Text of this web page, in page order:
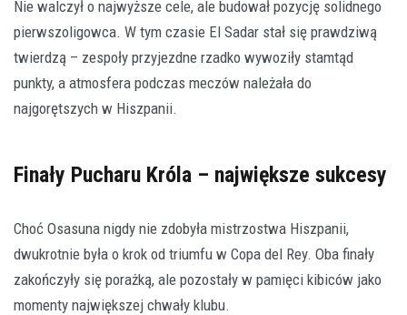
Nie walczył o najwyższe cele, ale budował pozycję solidnego
pierwszoligowca. W tym czasie El Sadar stał się prawdziwą
twierdzą – zespoły przyjezdne rzadko wywoziły stamtąd
punkty, a atmosfera podczas meczów należała do
najgorętszych w Hiszpanii.
Finały Pucharu Króla – największe sukcesy
Choć Osasuna nigdy nie zdobyła mistrzostwa Hiszpanii,
dwukrotnie była o krok od triumfu w Copa del Rey. Oba finały
zakończyły się porażką, ale pozostały w pamięci kibiców jako
momenty największej chwały klubu.